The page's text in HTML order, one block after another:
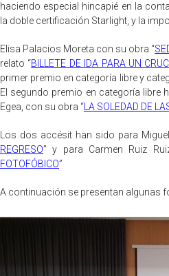
haciendo especial hincapié en la
la doble certificación Starlight, y la
Elisa Palacios Moreta con su obra “
relato “BILLETE DE IDA PARA UN
primer premio en categoría libre y
El segundo premio en categoría libre
Egea, con su obra “ LA SOLEDAD DE
Los dos accésit han sido para
REGRESO” y para Carmen Ruiz
FOTOFÓBICO”
A continuación se presentan algunas